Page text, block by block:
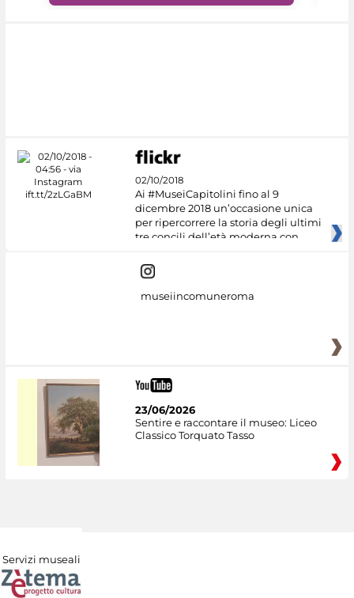
02/10/2018
Ai #MuseiCapitolini fino al 9
dicembre 2018 un’occasione unica
per ripercorrere la storia degli ultimi
tre concili dell’età moderna con
museiincomuneroma
23/06/2026
Sentire e raccontare il museo: Liceo
Classico Torquato Tasso
Servizi museali